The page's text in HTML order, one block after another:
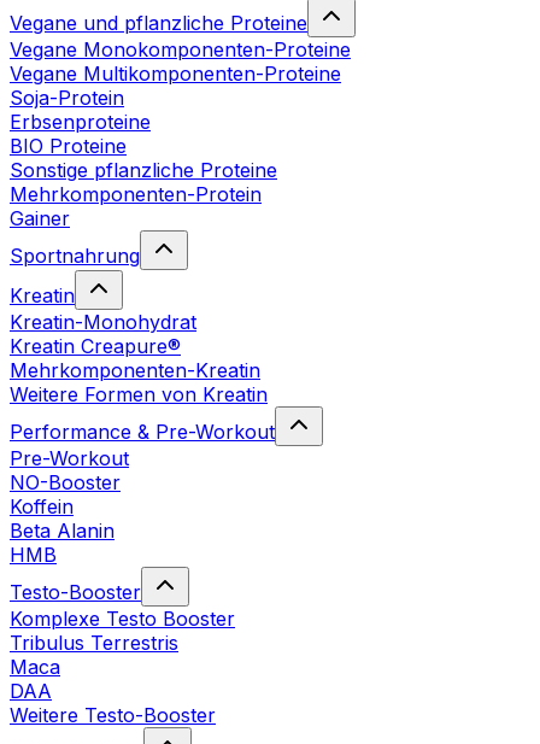
Vegane und pflanzliche Proteine
Vegane Monokomponenten-Proteine
Vegane Multikomponenten-Proteine
Soja-Protein
Erbsenproteine
BIO Proteine
Sonstige pflanzliche Proteine
Mehrkomponenten-Protein
Gainer
Sportnahrung
Kreatin
Kreatin-Monohydrat
Kreatin Creapure®
Mehrkomponenten-Kreatin
Weitere Formen von Kreatin
Performance & Pre-Workout
Pre-Workout
NO-Booster
Koffein
Beta Alanin
HMB
Testo-Booster
Komplexe Testo Booster
Tribulus Terrestris
Maca
DAA
Weitere Testo-Booster